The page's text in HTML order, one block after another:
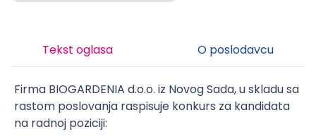
Tekst oglasa O poslodavcu
Firma BIOGARDENIA d.o.o. iz Novog Sada, u skladu sa
rastom poslovanja raspisuje konkurs za kandidata
na radnoj poziciji: